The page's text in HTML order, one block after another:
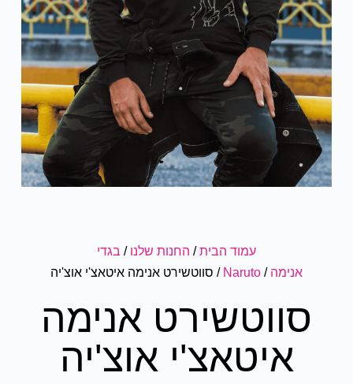
עמוד הבית/ החנות שלנו / בגדי
אנימה /
Naruto / סווטשירט אנימה איטאצ'י אוצ'יה
סווטשירט אנימה
איטאצ'י אוצ'יה